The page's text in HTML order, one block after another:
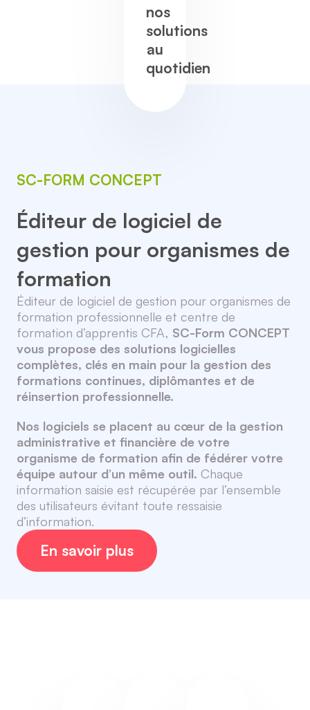
nos
solutions
au
quotidien
SC-FORM CONCEPT
Éditeur de logiciel de
gestion pour organismes de
formation
Éditeur de logiciel de gestion pour organismes de
formation professionnelle et centre de
formation d’apprentis CFA, SC-Form CONCEPT
vous propose des solutions logicielles
complètes, clés en main pour la gestion des
formations continues, diplômantes et de
réinsertion professionnelle.
Nos logiciels se placent au cœur de la gestion
administrative et financière de votre
organisme de formation afin de fédérer votre
équipe autour d’un même outil. Chaque
information saisie est récupérée par l’ensemble
des utilisateurs évitant toute ressaisie
d’information.
En savoir plus